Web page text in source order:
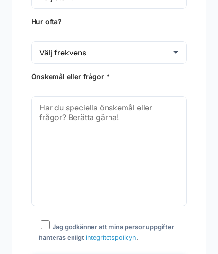
Hur ofta?
Önskemål eller frågor *
Jag godkänner att mina personuppgifter
hanteras enligt integritetspolicyn.